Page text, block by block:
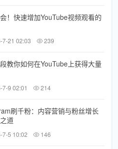
！快速增加YouTube视频观看的
7-21 02:03 239
教你如何在YouTube上获得大量
7-9 02:01 214
刷千粉：内容营销与粉丝增长
道
7-5 10:02 146